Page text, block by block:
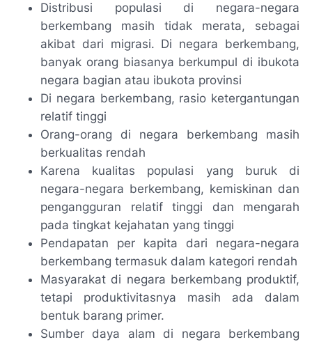
Distribusi populasi di negara-negara
berkembang masih tidak merata, sebagai
akibat dari migrasi. Di negara berkembang,
banyak orang biasanya berkumpul di ibukota
negara bagian atau ibukota provinsi
Di negara berkembang, rasio ketergantungan
relatif tinggi
Orang-orang di negara berkembang masih
berkualitas rendah
Karena kualitas populasi yang buruk di
negara-negara berkembang, kemiskinan dan
pengangguran relatif tinggi dan mengarah
pada tingkat kejahatan yang tinggi
Pendapatan per kapita dari negara-negara
berkembang termasuk dalam kategori rendah
Masyarakat di negara berkembang produktif,
tetapi produktivitasnya masih ada dalam
bentuk barang primer.
Sumber daya alam di negara berkembang